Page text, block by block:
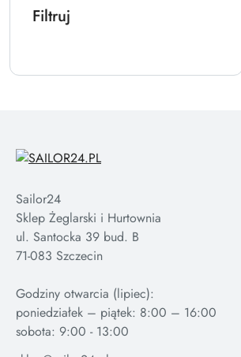
Filtruj
Sailor24
Sklep Żeglarski i Hurtownia
ul. Santocka 39 bud. B
71-083 Szczecin
Godziny otwarcia (lipiec):
poniedziałek – piątek: 8:00 – 16:00